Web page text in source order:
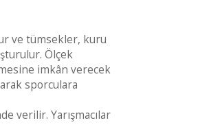
ve tümsekler, kuru
Ölçek
imkân verecek
sporculara
verilir. Yarışmacılar